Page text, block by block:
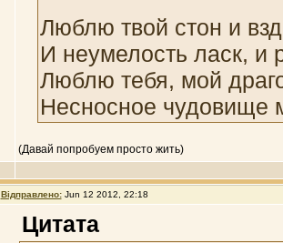
Люблю твой стон и
И неумелость ласк, и
Люблю тебя, мой
Несносное чудовище
(Давай попробуем просто жить)
Відправлено: Jun 12 2012, 22:18
Цитата